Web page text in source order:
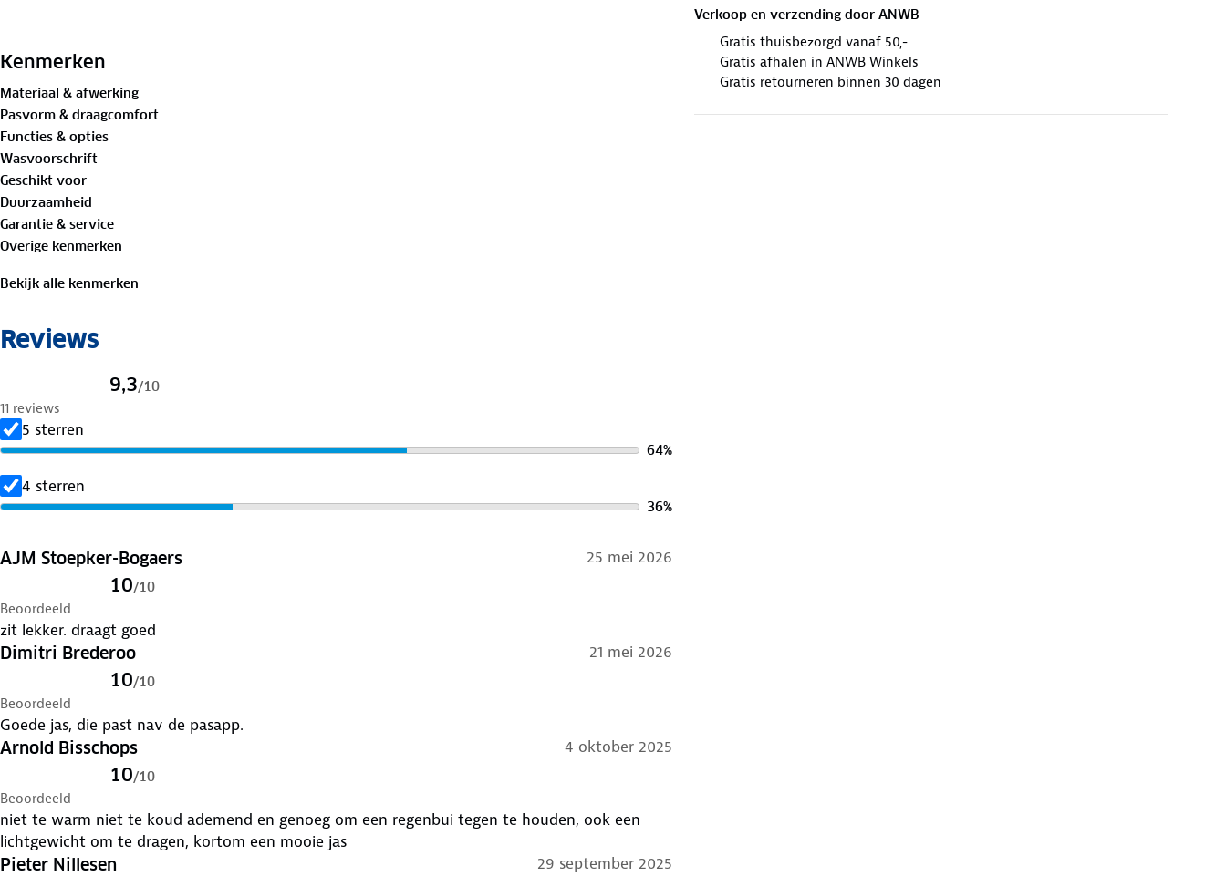
Verkoop en verzending door ANWB
Gratis thuisbezorgd vanaf 50,-
Gratis afhalen in ANWB Winkels
Gratis retourneren binnen 30 dagen
van een beslagen zonnebril, vette cameralens of vingerafdrukken op je telefoon. Met zes
die precies goed voelt. En als de schemering valt? Dan zorgt de reflecterende streep op de
mouw ervoor dat je zichtbaar blijft. Kies de kleur die bij jou past en stap vol vertrouwen naar
buiten. Voeg jij hem toe aan je winkelmand?
Bewust onderweg met hergebruikt materiaal:
Buitenstof: 100%
Voering: 100% gerecycled polyester
Verleng de levensduur van je kleding met goed
en was op 30 graden. Is je kleding aan vervanging toe? Lever het in bij onze winkels. Wij
Kenmerken
Materiaal & afwerking
Pasvorm & draagcomfort
Functies & opties
Wasvoorschrift
Geschikt voor
Duurzaamheid
Garantie & service
Overige kenmerken
Bekijk alle kenmerken
Reviews
9,3/10
11 reviews
5 sterren
64%
4 sterren
36%
AJM Stoepker-Bogaers 25 mei 2026
10/10
Beoordeeld
zit lekker. draagt goed
Dimitri Brederoo 21 mei 2026
10/10
Beoordeeld
Goede jas, die past nav de pasapp.
Arnold Bisschops 4 oktober 2025
10/10
Beoordeeld
niet te warm niet te koud ademend en genoeg om een regenbui tegen te houden, ook een
lichtgewicht om te dragen, kortom een mooie jas
Pieter Nillesen 29 september 2025